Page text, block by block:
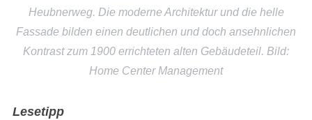
Heubnerweg. Die moderne Architektur und die helle
Fassade bilden einen deutlichen und doch ansehnlichen
Kontrast zum 1900 errichteten alten Gebäudeteil. Bild:
Home Center Management
Lesetipp